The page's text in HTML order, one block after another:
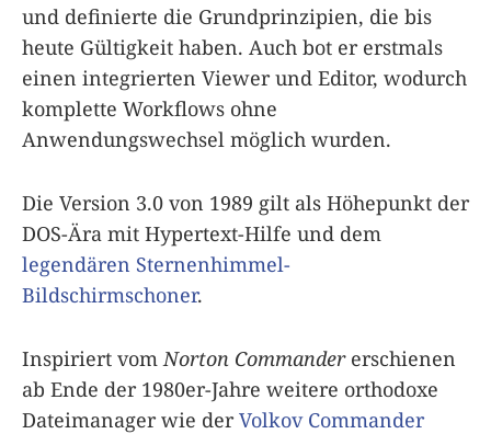
und definierte die Grundprinzipien, die bis
heute Gültigkeit haben. Auch bot er erstmals
einen integrierten Viewer und Editor, wodurch
komplette Workflows ohne
Anwendungswechsel möglich wurden.
Die Version 3.0 von 1989 gilt als Höhepunkt der
DOS-Ära mit Hypertext-Hilfe und dem
legendären Sternenhimmel-
Bildschirmschoner.
Inspiriert vom Norton Commandererschienen
ab Ende der 1980er-Jahre weitere orthodoxe
Dateimanager wie derVolkov Commander